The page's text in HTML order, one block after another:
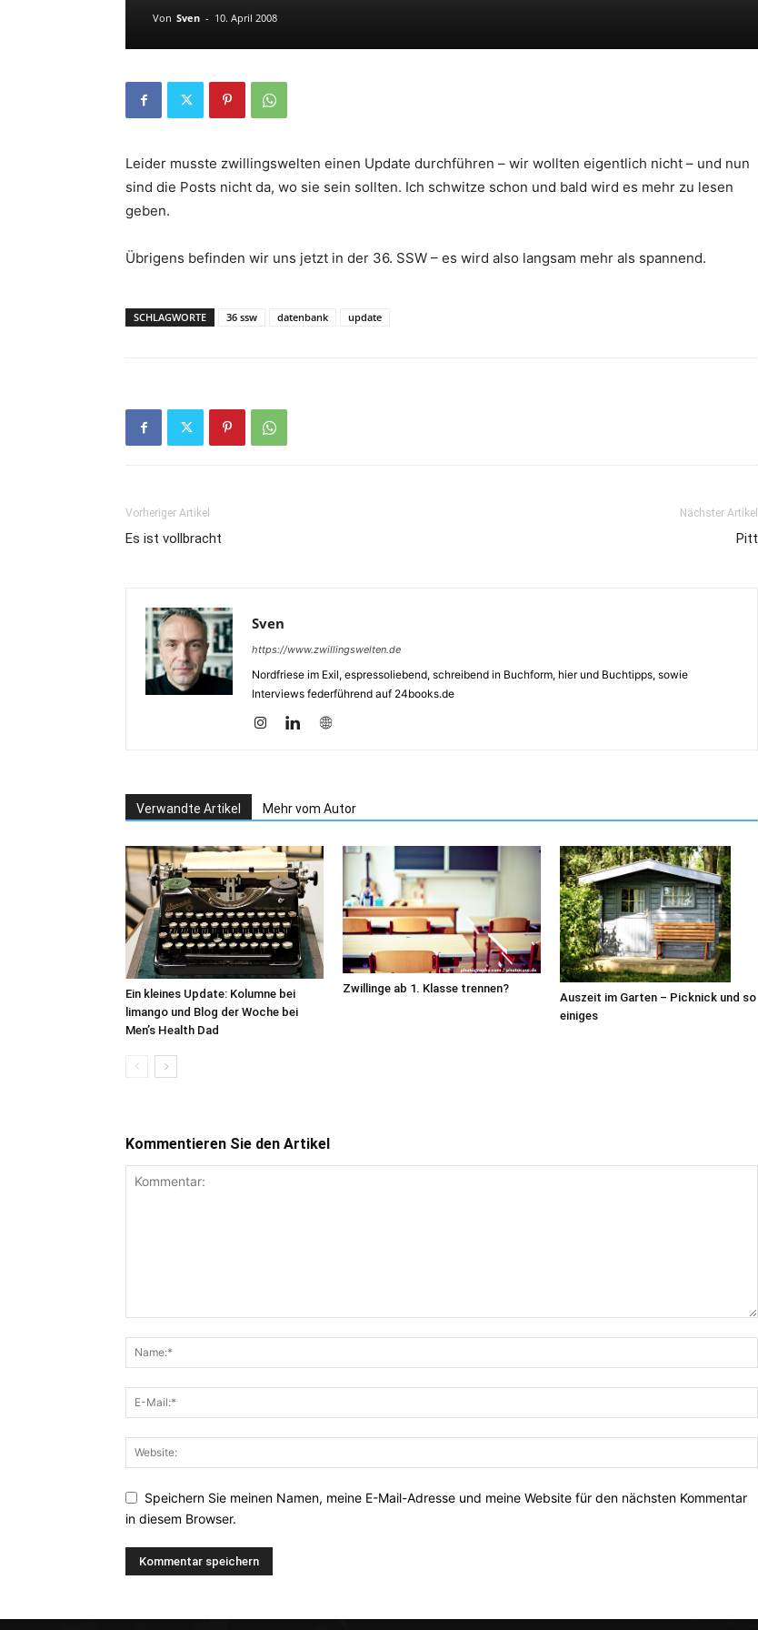
Von Sven - 10. April 2008
Leider musste zwillingswelten einen Update durchführen – wir wollten eigentlich nicht – und nun
sind die Posts nicht da, wo sie sein sollten. Ich schwitze schon und bald wird es mehr zu lesen
geben.
Übrigens befinden wir uns jetzt in der 36. SSW – es wird also langsam mehr als spannend.
SCHLAGWORTE 36 ssw datenbank update
Vorheriger Artikel
Es ist vollbracht
Nächster Artikel
Pitt
Sven
https://www.zwillingswelten.de
Nordfriese im Exil, espressoliebend, schreibend in Buchform, hier und Buchtipps, sowie
Interviews federführend auf 24books.de
Verwandte Artikel Mehr vom Autor
Ein kleines Update: Kolumne bei
limango und Blog der Woche bei
Men’s Health Dad
Zwillinge ab 1. Klasse trennen?
Auszeit im Garten – Picknick und so
einiges
Kommentieren Sie den Artikel
Speichern Sie meinen Namen, meine E-Mail-Adresse und meine Website für den nächsten Kommentar
in diesem Browser.